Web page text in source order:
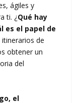
ágiles y
ti. ¿Qué hay
es el papel de
itinerarios de
obtener un
del
el